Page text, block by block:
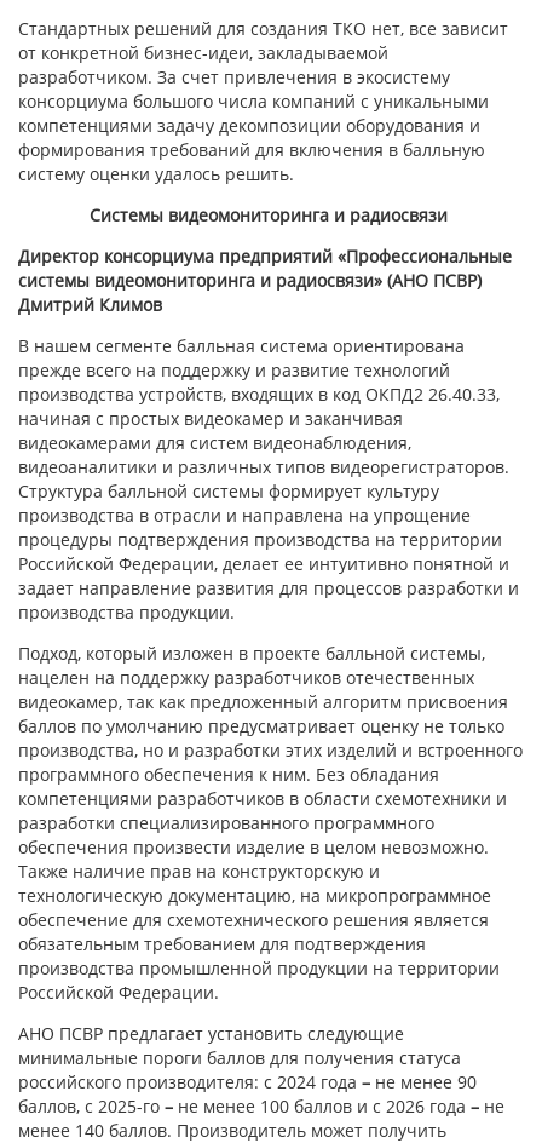
Стандартных решений для создания ТКО нет, все зависит
от конкретной бизнес-идеи, закладываемой
разработчиком. За счет привлечения в экосистему
консорциума большого числа компаний с уникальными
компетенциями задачу декомпозиции оборудования и
формирования требований для включения в балльную
систему оценки удалось решить.
Системы видеомониторинга и радиосвязи
Директор консорциума предприятий «Профессиональные
системы видеомониторинга и радиосвязи» (АНО ПСВР)
Дмитрий Климов
В нашем сегменте балльная система ориентирована
прежде всего на поддержку и развитие технологий
производства устройств, входящих в код ОКПД2 26.40.33,
начиная с простых видеокамер и заканчивая
видеокамерами для систем видеонаблюдения,
видеоаналитики и различных типов видеорегистраторов.
Структура балльной системы формирует культуру
производства в отрасли и направлена на упрощение
процедуры подтверждения производства на территории
Российской Федерации, делает ее интуитивно понятной и
задает направление развития для процессов разработки и
производства продукции.
Подход, который изложен в проекте балльной системы,
нацелен на поддержку разработчиков отечественных
видеокамер, так как предложенный алгоритм присвоения
баллов по умолчанию предусматривает оценку не только
производства, но и разработки этих изделий и встроенного
программного обеспечения к ним. Без обладания
компетенциями разработчиков в области схемотехники и
разработки специализированного программного
обеспечения произвести изделие в целом невозможно.
Также наличие прав на конструкторскую и
технологическую документацию, на микропрограммное
обеспечение для схемотехнического решения является
обязательным требованием для подтверждения
производства промышленной продукции на территории
Российской Федерации.
АНО ПСВР предлагает установить следующие
минимальные пороги баллов для получения статуса
российского производителя: с 2024 года – не менее 90
баллов, с 2025-го – не менее 100 баллов и с 2026 года – не
менее 140 баллов. Производитель может получить